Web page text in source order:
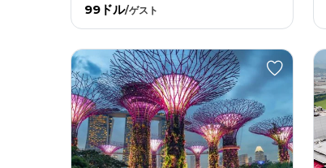
99ドル/ゲスト